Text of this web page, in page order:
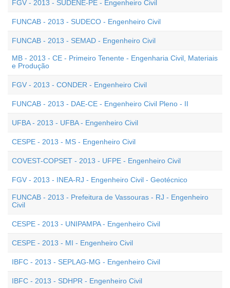
FGV - 2013 - SUDENE-PE - Engenheiro Civil
FUNCAB - 2013 - SUDECO - Engenheiro Civil
FUNCAB - 2013 - SEMAD - Engenheiro Civil
MB - 2013 - CE - Primeiro Tenente - Engenharia Civil, Materiais
e Produção
FGV - 2013 - CONDER - Engenheiro Civil
FUNCAB - 2013 - DAE-CE - Engenheiro Civil Pleno - II
UFBA - 2013 - UFBA - Engenheiro Civil
CESPE - 2013 - MS - Engenheiro Civil
COVEST-COPSET - 2013 - UFPE - Engenheiro Civil
FGV - 2013 - INEA-RJ - Engenheiro Civil - Geotécnico
FUNCAB - 2013 - Prefeitura de Vassouras - RJ - Engenheiro
Civil
CESPE - 2013 - UNIPAMPA - Engenheiro Civil
CESPE - 2013 - MI - Engenheiro Civil
IBFC - 2013 - SEPLAG-MG - Engenheiro Civil
IBFC - 2013 - SDHPR - Engenheiro Civil